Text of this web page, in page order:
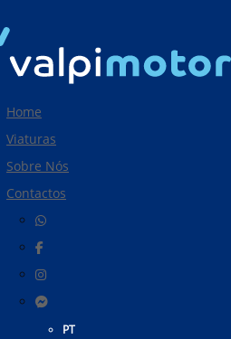
Home
Viaturas
Sobre Nós
Contactos
PT